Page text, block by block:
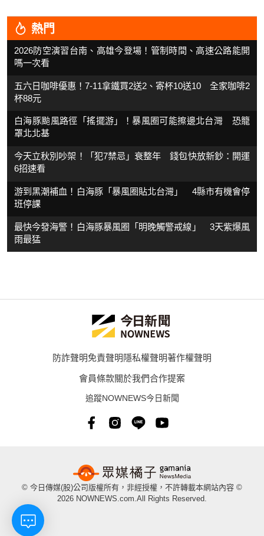
熱門
2026防空演習台南、高雄今登場！管制時間、高速公路能開
嗎一次看
五六日咖啡優惠！7-11拿鐵買2送2、寄杯10送10 全家咖啡2
杯88元
白海豚颱風路徑「搖擺游」！暴風圈可能擦邊北台灣 恐籠
罩北北基
今天立秋別吵架！「犯7禁忌」衰整年 錢包快放新鈔：開運
6招速看
游到黑潮補血！白海豚「暴風圈貼北台灣」 4縣市有機會停
班停課
最快今發海警！白海豚暴風圈「明晚觸警戒線」 3天紫爆風
雨最猛
防詐聲明免責聲明隱私權聲明著作權聲明
會員條款關於我們合作提案
追蹤NOWNEWS今日新聞
© 今日傳媒(股)公司版權所有，非經授權，不許轉載本網站內容 ©
2026 NOWNEWS.com.All Rights Reserved.